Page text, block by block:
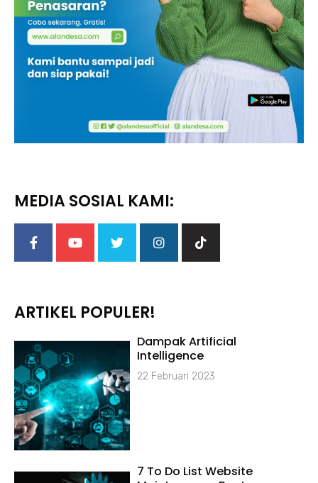
MEDIA SOSIAL KAMI:
ARTIKEL POPULER!
Dampak Artificial
Intelligence
22 Februari 2023
7 To Do List Website